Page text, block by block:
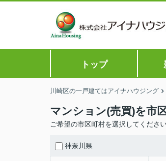
トップ
川崎区の一戸建てはアイナハウジング
マンション(売買)を市
ご希望の市区町村を選択してくださ
神奈川県